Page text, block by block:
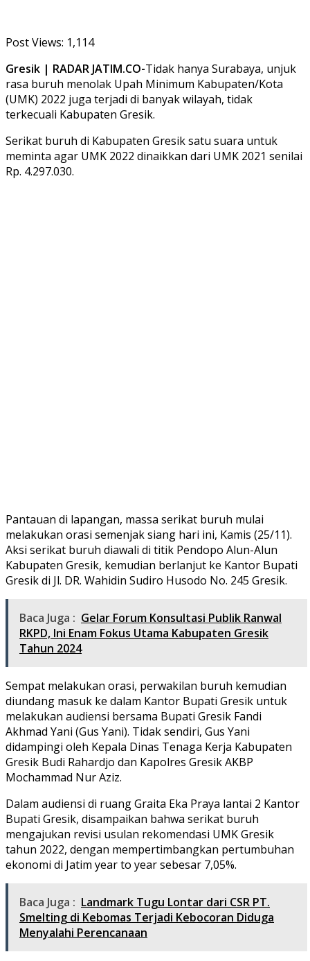
Post Views: 1,114
Gresik | RADAR JATIM.CO-Tidak hanya Surabaya, unjuk
rasa buruh menolak Upah Minimum Kabupaten/Kota
(UMK) 2022 juga terjadi di banyak wilayah, tidak
terkecuali Kabupaten Gresik.
Serikat buruh di Kabupaten Gresik satu suara untuk
meminta agar UMK 2022 dinaikkan dari UMK 2021 senilai
Rp. 4.297.030.
Pantauan di lapangan, massa serikat buruh mulai
melakukan orasi semenjak siang hari ini, Kamis (25/11).
Aksi serikat buruh diawali di titik Pendopo Alun-Alun
Kabupaten Gresik, kemudian berlanjut ke Kantor Bupati
Gresik di Jl. DR. Wahidin Sudiro Husodo No. 245 Gresik.
Baca Juga : Gelar Forum Konsultasi Publik Ranwal
RKPD, Ini Enam Fokus Utama Kabupaten Gresik
Tahun 2024
Sempat melakukan orasi, perwakilan buruh kemudian
diundang masuk ke dalam Kantor Bupati Gresik untuk
melakukan audiensi bersama Bupati Gresik Fandi
Akhmad Yani (Gus Yani). Tidak sendiri, Gus Yani
didampingi oleh Kepala Dinas Tenaga Kerja Kabupaten
Gresik Budi Rahardjo dan Kapolres Gresik AKBP
Mochammad Nur Aziz.
Dalam audiensi di ruang Graita Eka Praya lantai 2 Kantor
Bupati Gresik, disampaikan bahwa serikat buruh
mengajukan revisi usulan rekomendasi UMK Gresik
tahun 2022, dengan mempertimbangkan pertumbuhan
ekonomi di Jatim year to year sebesar 7,05%.
Baca Juga : Landmark Tugu Lontar dari CSR PT.
Smelting di Kebomas Terjadi Kebocoran Diduga
Menyalahi Perencanaan